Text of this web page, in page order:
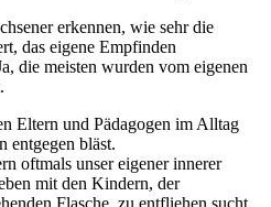
erkennen, wie sehr die
das eigene Empfinden
die meisten wurden vom eigenen
Eltern und Pädagogen im Alltag
entgegen bläst.
oftmals unser eigener innerer
mit den Kindern, der
Flasche, zu entfliehen sucht.